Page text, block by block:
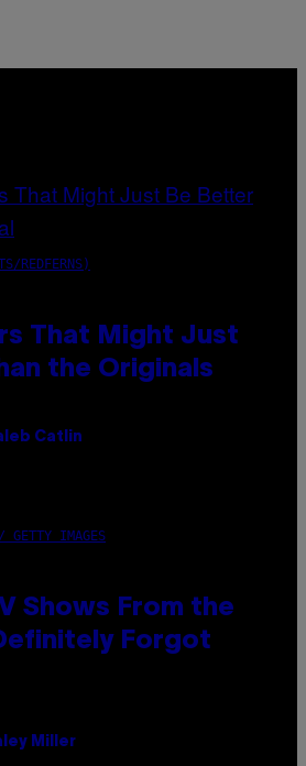
REDFERNS)
That Might Just
the Originals
Catlin
GETTY IMAGES
Shows From the
Forgot
Miller